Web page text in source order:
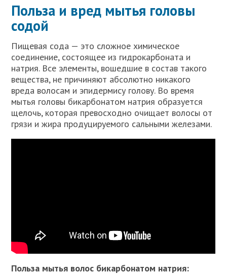
Польза и вред мытья головы
содой
Пищевая сода — это сложное химическое
соединение, состоящее из гидрокарбоната и
натрия. Все элементы, вошедшие в состав такого
вещества, не причиняют абсолютно никакого
вреда волосам и эпидермису голову. Во время
мытья головы бикарбонатом натрия образуется
щелочь, которая превосходно очищает волосы от
грязи и жира продуцируемого сальными железами.
Польза мытья волос бикарбонатом натрия: